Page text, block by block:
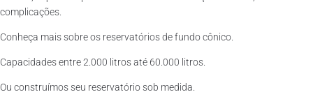
complicações.
Conheça mais sobre os reservatórios de fundo cônico.
Capacidades entre 2.000 litros até 60.000 litros.
Ou construímos seu reservatório sob medida.